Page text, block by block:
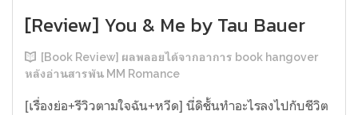
[Review] You & Me by Tau Bauer
[Book Review] ผลพลอยได้จากอาการ book hangover
หลังอ่านสารพัน MM Romance
[เรื่องย่อ+รีวิวตามใจฉัน+หวีด] นี่ดิชั้นทำอะไรลงไปกับชีวิต